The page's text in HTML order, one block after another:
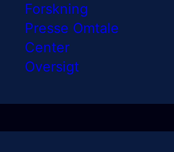
Forskning
Presse Omtale
Center
Oversigt